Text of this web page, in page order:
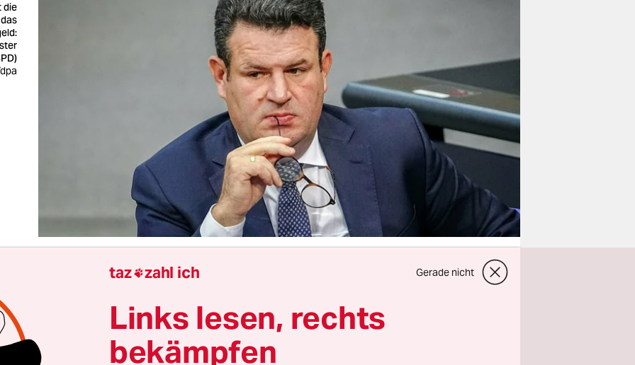
die
wollten Arbeitsminister Hubertus Heil und seine
die Stigmatisierung von Arbeitslosen
den Fokus auf Qualifikationen und weniger auf
taz zahl ich Gerade nicht
Links lesen, rechts
bekämpfen